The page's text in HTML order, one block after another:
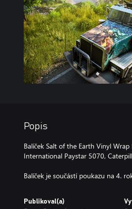
Popis
Balíček Salt of the Earth Vinyl
International Paystar 5070,
Balíček je součástí poukazu na 4.
Publikoval(a)